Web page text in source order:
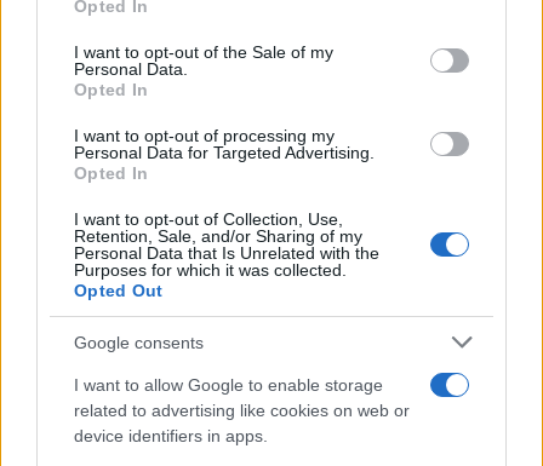
use your data for below specified purposes in below Google
consent section.
Opted In
I want to opt-out of the Sale of my
Personal Data.
Opted In
I want to opt-out of processing my
Personal Data for Targeted Advertising.
Opted In
I want to opt-out of Collection, Use,
Retention, Sale, and/or Sharing of my
Personal Data that Is Unrelated with the
Purposes for which it was collected.
Opted Out
Google consents
I want to allow Google to enable storage
related to advertising like cookies on web or
device identifiers in apps.
“Τυφλό” το ιρλανδικό κυβερνητικό
Ισραήλ;
Μόναχο: Ισόβια στον 25χρονο Αφγανό
για τη φονική επίθεση σε διαδήλωση